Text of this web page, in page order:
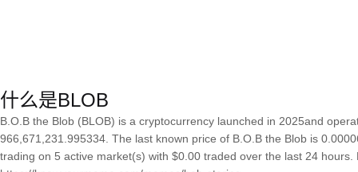
什么是BLOB
B.O.B the Blob (BLOB) is a cryptocurrency launched in 2025and
966,671,231.995334. The last known price of B.O.B the Blob is
trading on 5 active market(s) with $0.00 traded over the last 24